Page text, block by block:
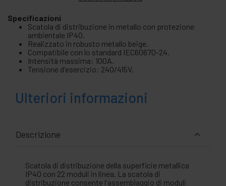
Specificazioni
Scatola di distribuzione in metallo con protezione
ambientale IP40.
Realizzato in robusto metallo beige.
Compatibile con lo standard IEC60670-24.
Intensità massima: 100A.
Tensione d'esercizio: 240/415V.
Ulteriori informazioni
Descrizione
Scatola di distribuzione della superficie metallica
IP40 con 22 moduli in linea. La scatola di
distribuzione consente l'assemblaggio di moduli